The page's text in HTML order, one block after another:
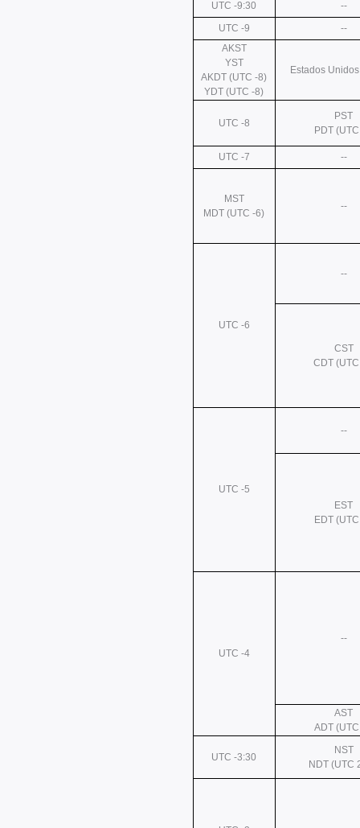
UTC -9:30
--
UTC -9
--
AKST
YST
AKDT (UTC -8)
YDT (UTC -8)
Estados
UTC -8
PST
PDT
UTC -7 --
MST
MDT (UTC -6)
--
UTC -6
--
CST
CDT
UTC -5
--
EST
EDT
UTC -4
--
AST
ADT
UTC -3:30
NST
NDT (UTC